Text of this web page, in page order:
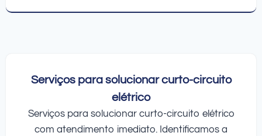
Serviços para solucionar curto-circuito
elétrico
Serviços para solucionar curto-circuito elétrico
com atendimento imediato. Identificamos a